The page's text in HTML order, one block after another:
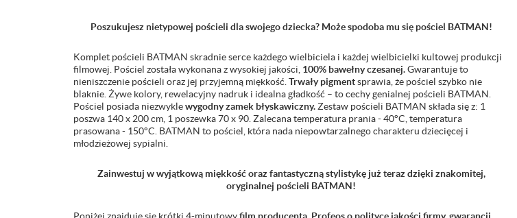
Poszukujesz nietypowej pościeli dla swojego dziecka? Może spodoba mu się pościel BATMAN!
Komplet pościeli BATMAN skradnie serce każdego wielbiciela i każdej wielbicielki kultowej produkcji
filmowej. Pościel została wykonana z wysokiej jakości, 100% bawełny czesanej.Gwarantuje to
nieniszczenie pościeli oraz jej przyjemną miękkość. Trwały pigmentsprawia, że pościel szybko nie
blaknie. Żywe kolory, rewelacyjny nadruk i idealna gładkość – to cechy genialnej pościeli BATMAN.
Pościel posiada niezwyklewygodny zamek błyskawiczny.Zestaw pościeli BATMAN składa się z: 1
poszwa 140 x 200 cm, 1 poszewka 70 x 90. Zalecana temperatura prania - 40°C, temperatura
prasowana - 150°C. BATMAN to pościel, która nada niepowtarzalnego charakteru dziecięcej i
młodzieżowej sypialni.
Zainwestuj w wyjątkową miękkość oraz fantastyczną stylistykę już teraz dzięki znakomitej,
oryginalnej pościeli BATMAN!